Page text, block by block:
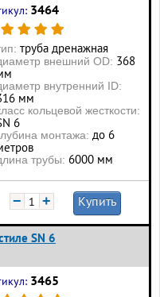
3464
труба дренажная
внешний OD: 368
внутренний ID:
мм
кольцевой жесткости:
6
монтажа: до 6
трубы: 6000 мм
− + Купить
SN 6
3465